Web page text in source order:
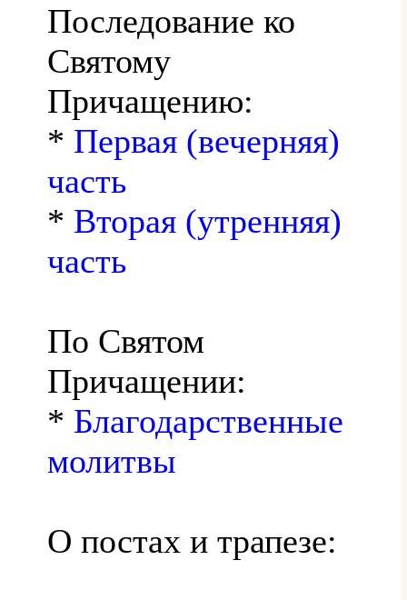
Последование ко
Святому
Причащению:
* Первая (вечерняя)
часть
* Вторая (утренняя)
часть
По Святом
Причащении:
* Благодарственные
молитвы
О постах и трапезе: